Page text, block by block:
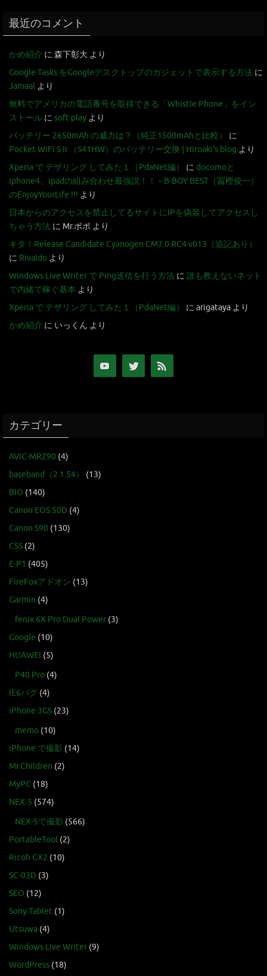
最近のコメント
かめ紹介 に 森下彰大 より
Google Tasks をGoogleデスクトップのガジェットで表示する方法 に
Jamaal より
無料でアメリカの電話番号を取得できる「Whistle Phone」をイン
ストール に soft play より
バッテリー 2650mAh の威力は？（純正1500mAhと比較）
に
Pocket WiFi S II （S41HW）のバッテリー交換 | Hiroaki's blog より
Xperia で テザリング してみた１（PdaNet編）
に docomoと
iphone4、ipadの組み合わせ最強説！！ – B-BOY BEST（冨樫俊一）
のEnjoyYourLife !!! より
日本からのアクセスを禁止してるサイトにIPを偽装してアクセスし
ちゃう方法 に Mr.ポポ より
キタ！Release Candidate Cyanogen CM7.0 RC4 v013（追記あり）
に Rivaldo より
Windows Live Writer で Ping送信を行う方法 に 誰も教えないネット
で内緒で稼ぐ基本 より
Xperia で テザリング してみた１（PdaNet編）
に arigataya より
かめ紹介 に いっくん より
カテゴリー
AVIC-MRZ90 (4)
baseband（2.1.54）
(13)
BIO (140)
Canon EOS 50D (4)
Canon S90 (130)
CSS (2)
E-P1 (405)
FireFoxアドオン (13)
Garmin (4)
fenix 6X Pro Dual Power (3)
Google (10)
HUAWEI (5)
P40 Pro (4)
IE6バグ (4)
iPhone 3GS (23)
memo (10)
iPhone で撮影 (14)
Mr.Children (2)
MyPC (18)
NEX-5 (574)
NEX-5で撮影 (566)
PortableTool (2)
Ricoh CX2 (10)
SC-03D (3)
SEO (12)
Sony Tablet (1)
Utsuwa (4)
Windows Live Writer (9)
WordPress (18)